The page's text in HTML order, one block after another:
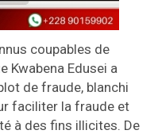
coupables de
Kwabena Edusei a
de fraude, blanchi
faciliter la fraude et
à des fins illicites. De